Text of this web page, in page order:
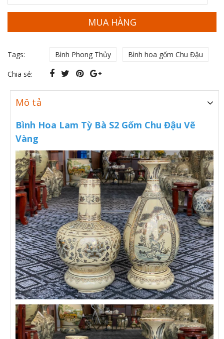
MUA HÀNG
Tags: Bình Phong Thủy Bình hoa gốm Chu Đậu
Chia sẻ:
Mô tả
Bình Hoa Lam Tỳ Bà S2 Gốm Chu Đậu Vẽ
Vàng